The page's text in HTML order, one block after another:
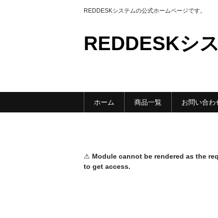
REDDESKシステムの公式ホームページです。
REDDESKシ
ホーム 商品一覧 お問い合わ
⚠ Module cannot be rendered as the
to get access.